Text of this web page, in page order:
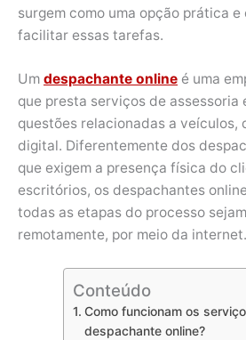
surgem como uma opção prática
facilitar essas tarefas.
Um despachante online é uma
que presta serviços de assessoria
questões relacionadas a veículos,
digital. Diferentemente dos
que exigem a presença física do
escritórios, os despachantes
todas as etapas do processo
remotamente, por meio da internet.
Conteúdo
Como funcionam os
despachante online?